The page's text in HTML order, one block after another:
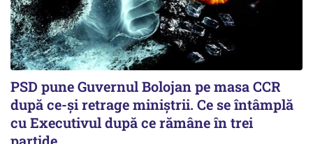
PSD pune Guvernul Bolojan pe masa CCR
după ce-și retrage miniștrii. Ce se întâmplă
cu Executivul după ce rămâne în trei